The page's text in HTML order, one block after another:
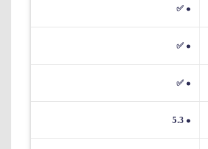
✅
✅
✅
5.3